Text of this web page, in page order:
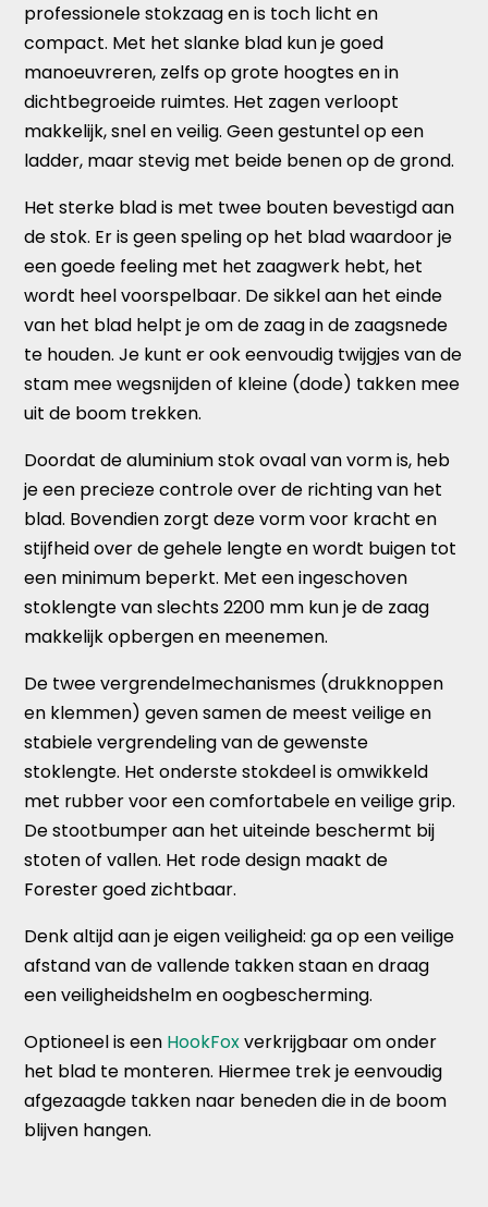
professionele stokzaag en is toch licht en
compact. Met het slanke blad kun je goed
manoeuvreren, zelfs op grote hoogtes en in
dichtbegroeide ruimtes. Het zagen verloopt
makkelijk, snel en veilig. Geen gestuntel op een
ladder, maar stevig met beide benen op de grond.
Het sterke blad is met twee bouten bevestigd aan
de stok. Er is geen speling op het blad waardoor je
een goede feeling met het zaagwerk hebt, het
wordt heel voorspelbaar. De sikkel aan het einde
van het blad helpt je om de zaag in de zaagsnede
te houden. Je kunt er ook eenvoudig twijgjes van de
stam mee wegsnijden of kleine (dode) takken mee
uit de boom trekken.
Doordat de aluminium stok ovaal van vorm is, heb
je een precieze controle over de richting van het
blad. Bovendien zorgt deze vorm voor kracht en
stijfheid over de gehele lengte en wordt buigen tot
een minimum beperkt. Met een ingeschoven
stoklengte van slechts 2200 mm kun je de zaag
makkelijk opbergen en meenemen.
De twee vergrendelmechanismes (drukknoppen
en klemmen) geven samen de meest veilige en
stabiele vergrendeling van de gewenste
stoklengte. Het onderste stokdeel is omwikkeld
met rubber voor een comfortabele en veilige grip.
De stootbumper aan het uiteinde beschermt bij
stoten of vallen. Het rode design maakt de
Forester goed zichtbaar.
Denk altijd aan je eigen veiligheid: ga op een veilige
afstand van de vallende takken staan en draag
een veiligheidshelm en oogbescherming.
Optioneel is een HookFoxverkrijgbaar om onder
het blad te monteren. Hiermee trek je eenvoudig
afgezaagde takken naar beneden die in de boom
blijven hangen.